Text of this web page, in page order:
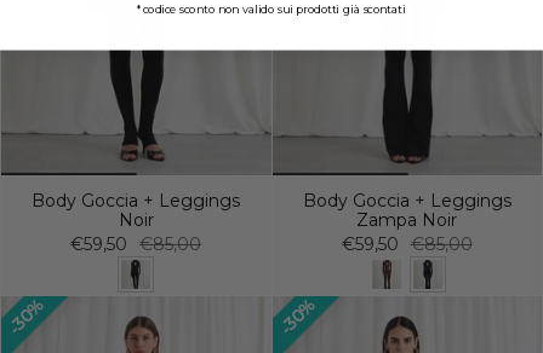
Body Goccia + Leggings
Noir
€59,50
€85,00
Body Goccia + Leggings
Zampa Noir
€59,50
€85,00
30% 30%
*codice sconto non valido sui prodotti già scontati